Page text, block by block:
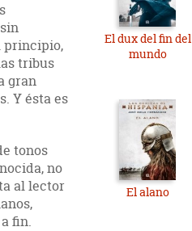
principio,
tribus
gran
Y ésta es
tonos
no
al lector
fin.
El dux del fin del
mundo
El alano